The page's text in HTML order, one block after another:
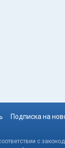
Подписка на
с